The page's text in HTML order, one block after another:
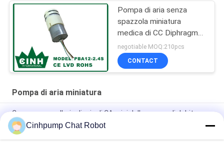
Pompa di aria senza
spazzola miniatura
medica di CC Diphragm
della pompa di aria 12V
micro
negotiable MOQ:210pcs
CONTACT
Pompa di aria miniatura
Compressore d'aria di aria di CA mini della pompa di debito
stabile a lungo termine miniatura dell'aria per il massaggio
Pompa di aria miniatura di CA
Cinhpump Chat Robot